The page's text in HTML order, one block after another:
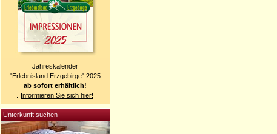
Jahreskalender
"Erlebnisland Erzgebirge" 2025
ab sofort erhältlich!
Informieren Sie sich hier!
Unterkunft suchen